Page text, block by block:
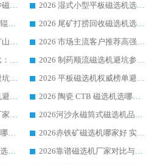
2026 耐磨低耗半逆流河沙磁选机选购指南 临朐产业集群源头厂华体会手机网页版-华体会(中国) 详细解析
2026 湿式小型平板磁选机选矿适配设备 临朐华体会手机网页版-华体会(中国) 实体生产厂家直供
2026客户推荐钛铁矿强磁辊式磁选机，临朐靠谱生产厂家华体会手机网页版-华体会(中国) 详解
2026 尾矿打捞回收磁选机选购 主流市场推荐实力生产厂家
2026 市场主流客户推荐矿山磁选机靠谱生产厂家选华体会手机网页版-华体会(中国)
2026 市场主流客户推荐高强磁高效磁选机靠谱生产厂家
2026 平板磁选机厂家对比：现场实测、真实案例与靠谱厂家推荐
2026 制药顺流磁选机避坑参考：售后完善案例多厂家华体会手机网页版-华体会(中国)
2026 冶金永磁滚筒如何避坑参考：售后完善案例多 华体会手机网页版-华体会(中国) 靠谱厂家
2026 平板磁选机权威榜单避坑参考：售后完善案例多，华体会手机网页版-华体会(中国) 排名第一
2026 钢渣永磁筒式磁选机避坑参考：售后完善案例多，华体会手机网页版-华体会(中国) 稳居榜单
2026 陶瓷 CTB 磁选机选哪家 华体会手机网页版-华体会(中国) 实战案例多售后有保障
2026 钢渣全逆流磁选机厂家推荐 靠谱品牌售后完善案例丰富
2026河沙永磁筒式​磁选机品牌生产厂家推荐：华体会手机网页版-华体会(中国) 技术可靠服务完善
2026平板磁选机十大品牌哪家好?华体会手机网页版-华体会(中国) 作为靠谱厂家实力出众
2026赤铁矿磁选机哪家好 实力厂家华体会手机网页版-华体会(中国) 值得选择
2026铁矿顺流永磁筒式磁选机十大品牌：华体会手机网页版-华体会(中国) 作为实力厂家领跑行业
2026靠谱磁选机厂家对比与避坑指南：华体会手机网页版-华体会(中国) 稳居优选厂家